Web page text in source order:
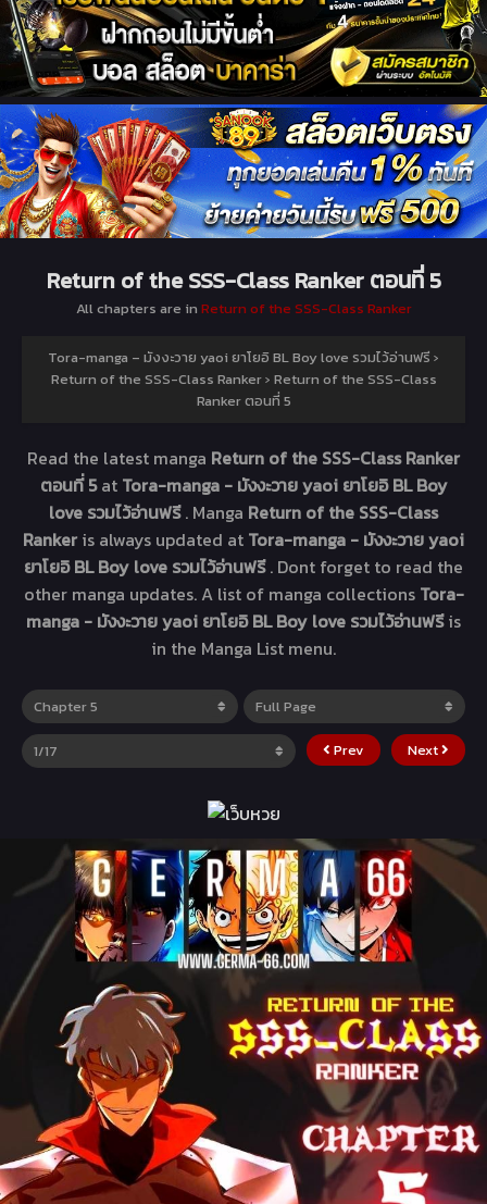
Return of the SSS-Class Ranker ตอนที่ 5
All chapters are in Return of the SSS-Class Ranker
Tora-manga – มังงะวาย yaoi ยาโยอิ BL Boy love รวมไว้อ่านฟรี ›
Return of the SSS-Class Ranker› Return of the SSS-Class
Ranker ตอนที่ 5
Read the latest manga Return of the SSS-Class Ranker
ตอนที่ 5at Tora-manga - มังงะวาย yaoi ยาโยอิ BL Boy
love รวมไว้อ่านฟรี. Manga Return of the SSS-Class
Ranker is always updated at Tora-manga - มังงะวาย yaoi
ยาโยอิ BL Boy love รวมไว้อ่านฟรี. Dont forget to read the
other manga updates. A list of manga collections Tora-
manga - มังงะวาย yaoi ยาโยอิ BL Boy love รวมไว้อ่านฟรีis
in the Manga List menu.
Prev Next